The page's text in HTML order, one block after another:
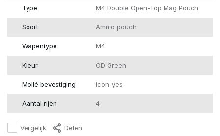
Type M4 Double Open-Top Mag Pouch
Soort Ammo pouch
Wapentype M4
Kleur OD Green
Mollé bevestiging icon-yes
Aantal rijen 4
Vergelijk Delen